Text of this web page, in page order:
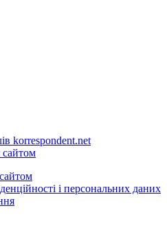
korrespondent.net
сайтом
і персональних даних